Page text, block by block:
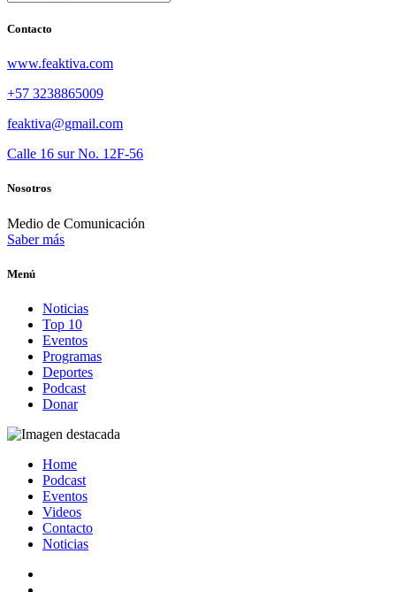
Contacto
www.feaktiva.com
+57 3238865009
feaktiva@gmail.com
Calle 16 sur No. 12F-56
Nosotros
Medio de Comunicación
Saber más
Menú
Noticias
Top 10
Eventos
Programas
Deportes
Podcast
Donar
Home
Podcast
Eventos
Videos
Contacto
Noticias